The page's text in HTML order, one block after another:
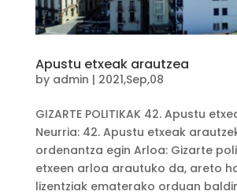
Apustu etxeak arautzea
by admin | 2021,Sep,08
GIZARTE POLITIKAK 42. Apustu
Neurria: 42. Apustu etxeak
ordenantza egin Arloa: Gizarte
etxeen arloa arautuko da, areto
lizentziak ematerako orduan